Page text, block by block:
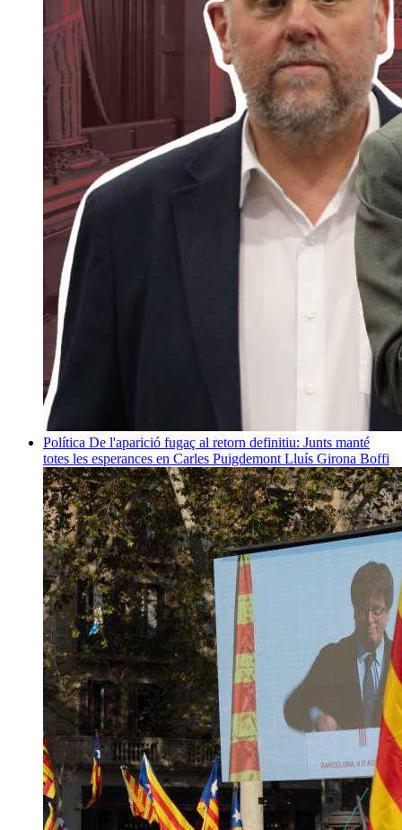
Política De l'aparició fugaç al retorn definitiu: Junts manté
totes les esperances en Carles Puigdemont Lluís Girona Boffi